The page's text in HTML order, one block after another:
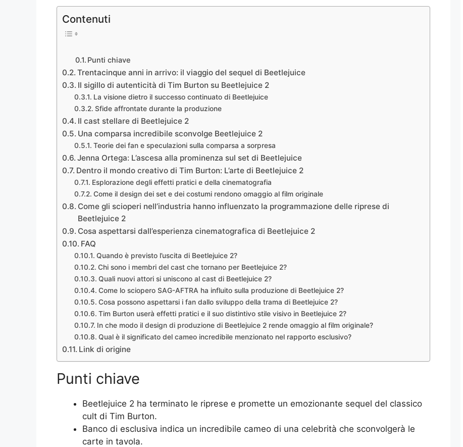
Contenuti
Punti chiave
Trentacinque anni in arrivo: il viaggio del sequel di Beetlejuice
Il sigillo di autenticità di Tim Burton su Beetlejuice 2
La visione dietro il successo continuato di Beetlejuice
Sfide affrontate durante la produzione
Il cast stellare di Beetlejuice 2
Una comparsa incredibile sconvolge Beetlejuice 2
Teorie dei fan e speculazioni sulla comparsa a sorpresa
Jenna Ortega: L’ascesa alla prominenza sul set di Beetlejuice
Dentro il mondo creativo di Tim Burton: L’arte di Beetlejuice 2
Esplorazione degli effetti pratici e della cinematografia
Come il design dei set e dei costumi rendono omaggio al film originale
Come gli scioperi nell’industria hanno influenzato la programmazione delle riprese di
Beetlejuice 2
Cosa aspettarsi dall’esperienza cinematografica di Beetlejuice 2
FAQ
Quando è previsto l’uscita di Beetlejuice 2?
Chi sono i membri del cast che tornano per Beetlejuice 2?
Quali nuovi attori si uniscono al cast di Beetlejuice 2?
Come lo sciopero SAG-AFTRA ha influito sulla produzione di Beetlejuice 2?
Cosa possono aspettarsi i fan dallo sviluppo della trama di Beetlejuice 2?
Tim Burton userà effetti pratici e il suo distintivo stile visivo in Beetlejuice 2?
In che modo il design di produzione di Beetlejuice 2 rende omaggio al film originale?
Qual è il significato del cameo incredibile menzionato nel rapporto esclusivo?
Link di origine
Punti chiave
Beetlejuice 2 ha terminato le riprese e promette un emozionante sequel del classico
cult di Tim Burton.
Banco di esclusiva indica un incredibile cameo di una celebrità che sconvolgerà le
carte in tavola.